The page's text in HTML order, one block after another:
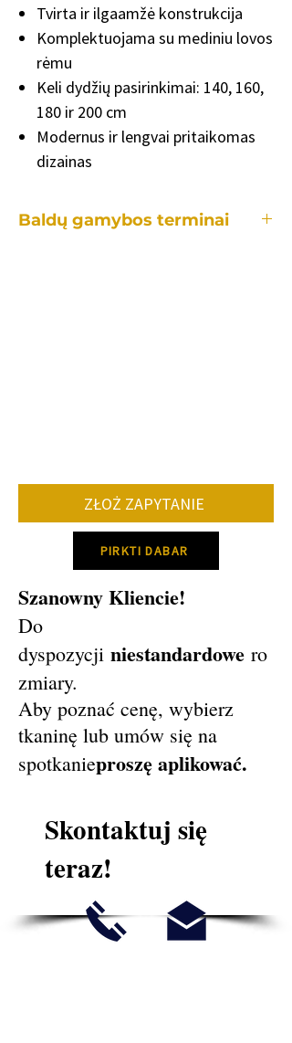
Tvirta ir ilgaamžė konstrukcija
Komplektuojama su mediniu lovos
rėmu
Keli dydžių pasirinkimai: 140, 160,
180 ir 200 cm
Modernus ir lengvai pritaikomas
dizainas
Baldų gamybos terminai
12 savaičių.
Dėl konkretaus gamybos termino
ZŁOŻ ZAPYTANIE
PIRKTI DABAR
Szanowny Kliencie!
Do
dyspozycji niestandardowe ro
zmiary.
Aby poznać cenę, wybierz
tkaninę lub umów się na
spotkanieproszę aplikować.
Skontaktuj się
teraz!